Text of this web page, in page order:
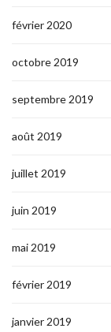
février 2020
octobre 2019
septembre 2019
août 2019
juillet 2019
juin 2019
mai 2019
février 2019
janvier 2019